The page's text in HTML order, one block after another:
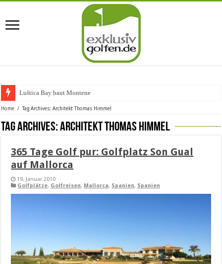
Luštica Bay baut Montenegros
Home / Tag Archives: Architekt Thomas Himmel
Tag Archives:Architekt Thomas Himmel
365 Tage Golf pur: Golfplatz Son Gual
auf Mallorca
19. Januar 2010
Golfplätze, Golfreisen, Mallorca, Spanien, Spanien